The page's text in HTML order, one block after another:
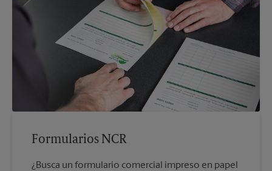
Formularios NCR
¿Busca un formulario comercial impreso en papel